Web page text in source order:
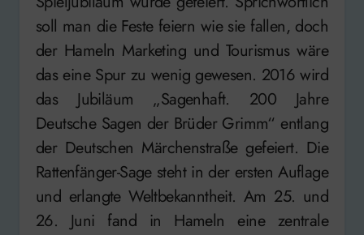
soll man die Feste feiern wie sie fallen, doch
der Hameln Marketing und Tourismus wäre
das eine Spur zu wenig gewesen. 2016 wird
das Jubiläum „Sagenhaft. 200 Jahre
Deutsche Sagen der Brüder Grimm“ entlang
der Deutschen Märchenstraße gefeiert. Die
Rattenfänger-Sage steht in der ersten Auflage
und erlangte Weltbekanntheit. Am 25. und
26. Juni fand in Hameln eine zentrale